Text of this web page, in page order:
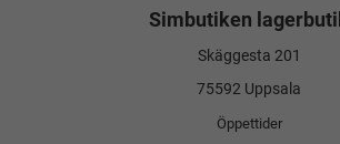
Simbutiken
Skäggesta 201
75592 Uppsala
Öppettider